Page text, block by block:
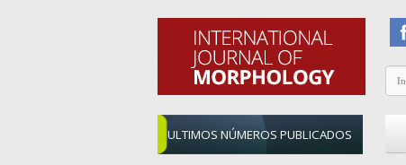
ULTIMOS NÚMEROS PUBLICADOS